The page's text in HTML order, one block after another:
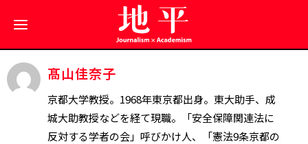
髙山佳奈子
京都大学教授。1968年東京都出身。東大助手、成
城大助教授などを経て現職。「安全保障関連法に
反対する学者の会」呼びかけ人、「憲法9条京都の